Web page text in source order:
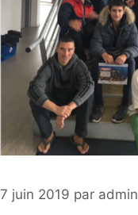
7 juin 2019 par admin